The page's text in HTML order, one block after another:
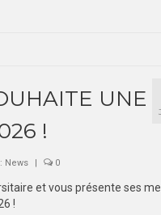
UNE
!
News | 0
et vous présente ses
!